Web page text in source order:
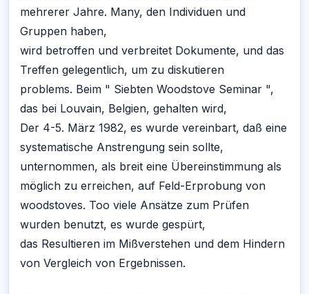
mehrerer Jahre. Many, den Individuen und
Gruppen haben,
wird betroffen und verbreitet Dokumente, und das
Treffen gelegentlich, um zu diskutieren
problems. Beim " Siebten Woodstove Seminar ",
das bei Louvain, Belgien, gehalten wird,
Der 4-5. März 1982, es wurde vereinbart, daß eine
systematische Anstrengung sein sollte,
unternommen, als breit eine Übereinstimmung als
möglich zu erreichen, auf Feld-Erprobung von
woodstoves. Too viele Ansätze zum Prüfen
wurden benutzt, es wurde gespürt,
das Resultieren im Mißverstehen und dem Hindern
von Vergleich von Ergebnissen.